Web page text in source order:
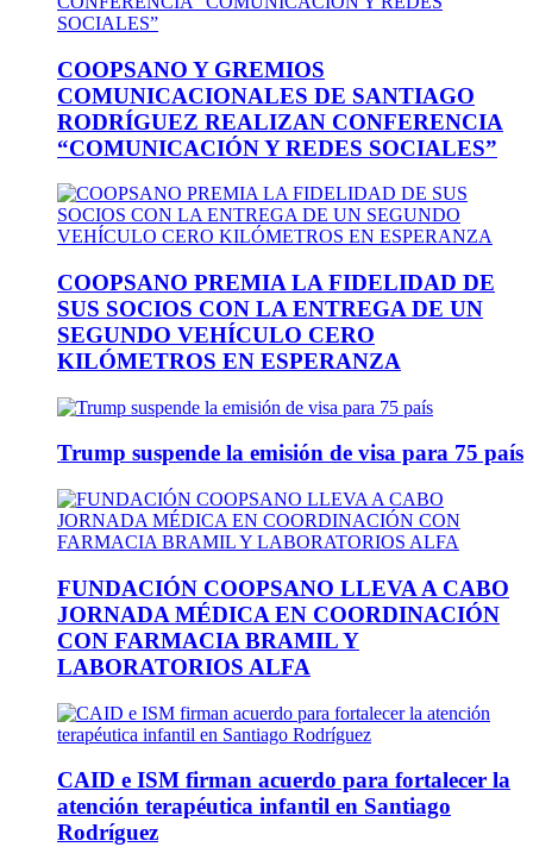
COOPSANO Y GREMIOS
COMUNICACIONALES DE SANTIAGO
RODRÍGUEZ REALIZAN CONFERENCIA
“COMUNICACIÓN Y REDES SOCIALES”
COOPSANO PREMIA LA FIDELIDAD DE
SUS SOCIOS CON LA ENTREGA DE UN
SEGUNDO VEHÍCULO CERO
KILÓMETROS EN ESPERANZA
Trump suspende la emisión de visa para 75 país
FUNDACIÓN COOPSANO LLEVA A CABO
JORNADA MÉDICA EN COORDINACIÓN
CON FARMACIA BRAMIL Y
LABORATORIOS ALFA
CAID e ISM firman acuerdo para fortalecer la
atención terapéutica infantil en Santiago
Rodríguez